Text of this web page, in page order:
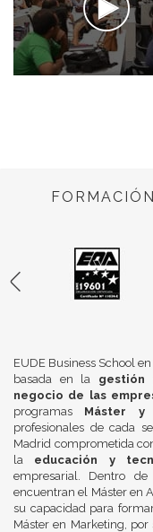
EUDE Business School
basada en la gestión
negocio de las
programas Máster y
profesionales de cada
Madrid comprometida
la educación y
empresarial. Dentro
encuentran el Máster en
su capacidad para
Máster en Marketing,